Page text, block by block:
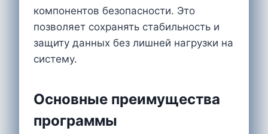
компонентов безопасности. Это
позволяет сохранять стабильность и
защиту данных без лишней нагрузки на
систему.
Основные преимущества
программы